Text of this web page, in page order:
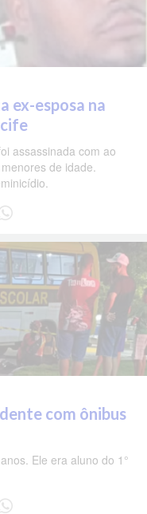
ex-esposa na
assassinada com ao
de idade.
com ônibus
Ele era aluno do 1°